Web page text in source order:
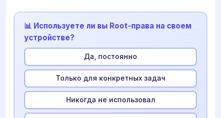
📊 Используете ли вы Root-права на своем
устройстве?
Да, постоянно
Только для конкретных задач
Никогда не использовал